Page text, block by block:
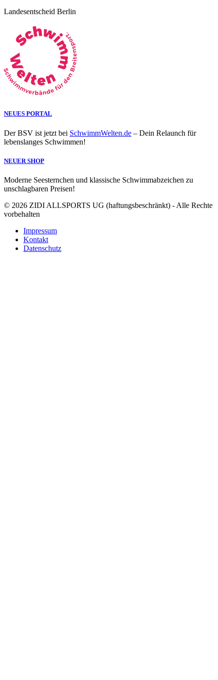
Landesentscheid Berlin
NEUES PORTAL
Der BSV ist jetzt bei SchwimmWelten.de – Dein Relaunch für
lebenslanges Schwimmen!
NEUER SHOP
Moderne Seesternchen und klassische Schwimmabzeichen zu
unschlagbaren Preisen!
© 2026 ZIDI ALLSPORTS UG (haftungsbeschränkt) - Alle Rechte
vorbehalten
Impressum
Kontakt
Datenschutz